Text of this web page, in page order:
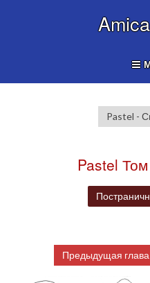
Pastel -
Pastel
Предыдущая глава